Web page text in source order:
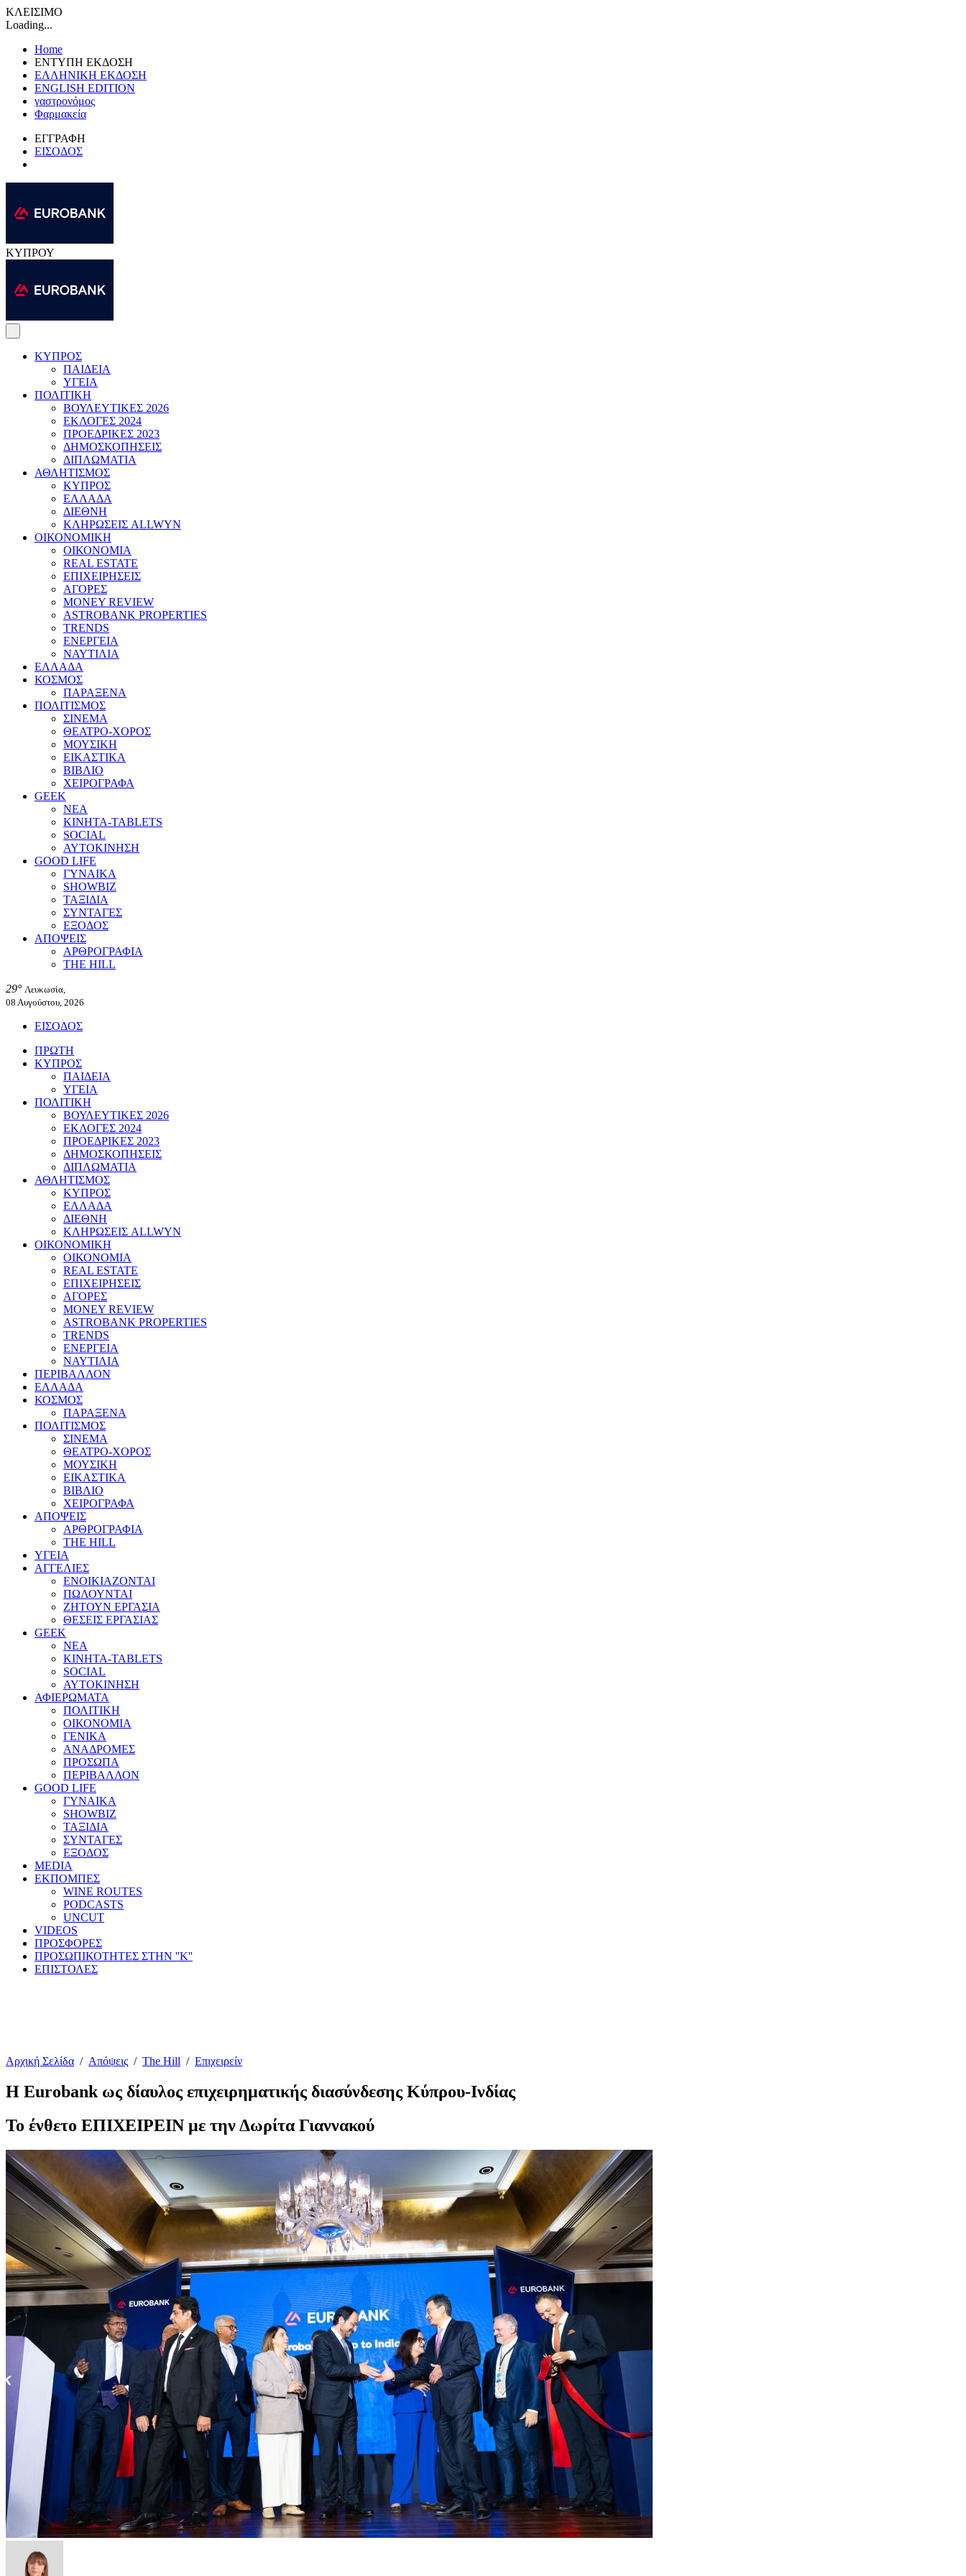
ΚΛΕΙΣΙΜΟ
Loading...
Home
ΕΝΤΥΠΗ ΕΚΔΟΣΗ
ΕΛΛΗΝΙΚΗ ΕΚΔΟΣΗ
ENGLISH EDITION
γαστρονόμος
Φαρμακεία
ΕΓΓΡΑΦΗ
ΕΙΣΟΔΟΣ
ΚΥΠΡΟΥ
ΚΥΠΡΟΣ
ΠΑΙΔΕΙΑ
ΥΓΕΙΑ
ΠΟΛΙΤΙΚΗ
ΒΟΥΛΕΥΤΙΚΕΣ 2026
ΕΚΛΟΓΕΣ 2024
ΠΡΟΕΔΡΙΚΕΣ 2023
ΔΗΜΟΣΚΟΠΗΣΕΙΣ
ΔΙΠΛΩΜΑΤΙΑ
ΑΘΛΗΤΙΣΜΟΣ
ΚΥΠΡΟΣ
ΕΛΛΑΔΑ
ΔΙΕΘΝΗ
ΚΛΗΡΩΣΕΙΣ ALLWYN
ΟΙΚΟΝΟΜΙΚΗ
ΟΙΚΟΝΟΜΙΑ
REAL ESTATE
ΕΠΙΧΕΙΡΗΣΕΙΣ
ΑΓΟΡΕΣ
MONEY REVIEW
ASTROBANK PROPERTIES
TRENDS
ΕΝΕΡΓΕΙΑ
ΝΑΥΤΙΛΙΑ
ΕΛΛΑΔΑ
ΚΟΣΜΟΣ
ΠΑΡΑΞΕΝΑ
ΠΟΛΙΤΙΣΜΟΣ
ΣΙΝΕΜΑ
ΘΕΑΤΡΟ-ΧΟΡΟΣ
ΜΟΥΣΙΚΗ
ΕΙΚΑΣΤΙΚΑ
ΒΙΒΛΙΟ
ΧΕΙΡΟΓΡΑΦΑ
GEEK
ΝΕΑ
ΚΙΝΗΤΑ-TABLETS
SOCIAL
ΑΥΤΟΚΙΝΗΣΗ
GOOD LIFE
ΓΥΝΑΙΚΑ
SHOWBIZ
ΤΑΞΙΔΙΑ
ΣΥΝΤΑΓΕΣ
ΕΞΟΔΟΣ
ΑΠΟΨΕΙΣ
ΑΡΘΡΟΓΡΑΦΙΑ
THE HILL
29° Λευκωσία,
08 Αυγούστου, 2026
ΕΙΣΟΔΟΣ
ΠΡΩΤΗ
ΚΥΠΡΟΣ
ΠΑΙΔΕΙΑ
ΥΓΕΙΑ
ΠΟΛΙΤΙΚΗ
ΒΟΥΛΕΥΤΙΚΕΣ 2026
ΕΚΛΟΓΕΣ 2024
ΠΡΟΕΔΡΙΚΕΣ 2023
ΔΗΜΟΣΚΟΠΗΣΕΙΣ
ΔΙΠΛΩΜΑΤΙΑ
ΑΘΛΗΤΙΣΜΟΣ
ΚΥΠΡΟΣ
ΕΛΛΑΔΑ
ΔΙΕΘΝΗ
ΚΛΗΡΩΣΕΙΣ ALLWYN
ΟΙΚΟΝΟΜΙΚΗ
ΟΙΚΟΝΟΜΙΑ
REAL ESTATE
ΕΠΙΧΕΙΡΗΣΕΙΣ
ΑΓΟΡΕΣ
MONEY REVIEW
ASTROBANK PROPERTIES
TRENDS
ΕΝΕΡΓΕΙΑ
ΝΑΥΤΙΛΙΑ
ΠΕΡΙΒΑΛΛΟΝ
ΕΛΛΑΔΑ
ΚΟΣΜΟΣ
ΠΑΡΑΞΕΝΑ
ΠΟΛΙΤΙΣΜΟΣ
ΣΙΝΕΜΑ
ΘΕΑΤΡΟ-ΧΟΡΟΣ
ΜΟΥΣΙΚΗ
ΕΙΚΑΣΤΙΚΑ
ΒΙΒΛΙΟ
ΧΕΙΡΟΓΡΑΦΑ
ΑΠΟΨΕΙΣ
ΑΡΘΡΟΓΡΑΦΙΑ
THE HILL
ΥΓΕΙΑ
ΑΓΓΕΛΙΕΣ
ΕΝΟΙΚΙΑΖΟΝΤΑΙ
ΠΩΛΟΥΝΤΑΙ
ΖΗΤΟΥΝ ΕΡΓΑΣΙΑ
ΘΕΣΕΙΣ ΕΡΓΑΣΙΑΣ
GEEK
ΝΕΑ
ΚΙΝΗΤΑ-TABLETS
SOCIAL
ΑΥΤΟΚΙΝΗΣΗ
ΑΦΙΕΡΩΜΑΤΑ
ΠΟΛΙΤΙΚΗ
ΟΙΚΟΝΟΜΙΑ
ΓΕΝΙΚΑ
ΑΝΑΔΡΟΜΕΣ
ΠΡΟΣΩΠΑ
ΠΕΡΙΒΑΛΛΟΝ
GOOD LIFE
ΓΥΝΑΙΚΑ
SHOWBIZ
ΤΑΞΙΔΙΑ
ΣΥΝΤΑΓΕΣ
ΕΞΟΔΟΣ
MEDIA
ΕΚΠΟΜΠΕΣ
WINE ROUTES
PODCASTS
UNCUT
VIDEOS
ΠΡΟΣΦΟΡΕΣ
ΠΡΟΣΩΠΙΚΟΤΗΤΕΣ ΣΤΗΝ ''Κ''
ΕΠΙΣΤΟΛΕΣ
Αρχική Σελίδα / Απόψεις / The Hill / Επιχειρείν
Η Eurobank ως δίαυλος επιχειρηματικής διασύνδεσης Κύπρου-Ινδίας
Το ένθετο ΕΠΙΧΕΙΡΕΙΝ με την Δωρίτα Γιαννακού